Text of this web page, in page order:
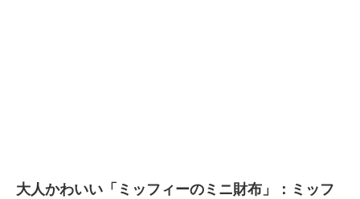
大人かわいい「ミッフィーのミニ財布」：ミッフ